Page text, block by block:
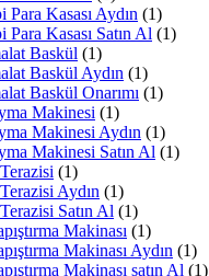
Para Kasası Aydın (1)
Para Kasası Satın Al (1)
Baskül (1)
Baskül Aydın (1)
Baskül Onarımı (1)
Makinesi (1)
Makinesi Aydın (1)
Makinesi Satın Al (1)
(1)
Aydın (1)
Satın Al (1)
Makinası (1)
Makinası Aydın (1)
Makinası satın Al (1)